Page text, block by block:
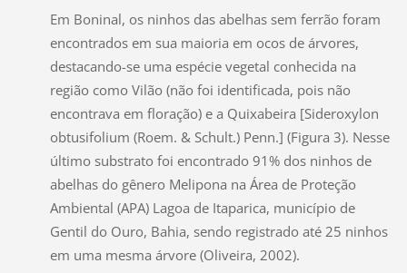
Em Boninal, os ninhos das abelhas sem ferrão foram
encontrados em sua maioria em ocos de árvores,
destacando-se uma espécie vegetal conhecida na
região como Vilão (não foi identificada, pois não
encontrava em floração) e a Quixabeira [Sideroxylon
obtusifolium (Roem. & Schult.) Penn.] (Figura 3). Nesse
último substrato foi encontrado 91% dos ninhos de
abelhas do gênero Melipona na Área de Proteção
Ambiental (APA) Lagoa de Itaparica, município de
Gentil do Ouro, Bahia, sendo registrado até 25 ninhos
em uma mesma árvore (Oliveira, 2002).